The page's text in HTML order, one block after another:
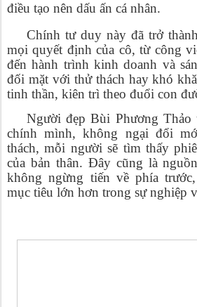
điều tạo nên dấu ấn cá nhân.
Chính tư duy này đã trở
mọi quyết định của cô, từ công
đến hành trình kinh doanh và
đối mặt với thử thách hay khó
tinh thần, kiên trì theo đuổi con
Người đẹpBùi Phương
chính mình, không ngại đổi
thách, mỗi người sẽ tìm thấy
của bản thân. Đây cũng là
không ngừng tiến về phía
mục tiêu lớn hơn trong sự nghiệp